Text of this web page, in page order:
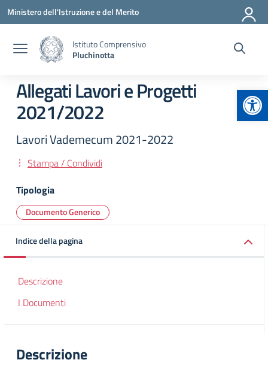
Vai ai contenuti
Vai al menu di navigazione
Vai al footer
Ministero dell'Istruzione e del Merito
Istituto Comprensivo
Pluchinotta
Allegati Lavori e Progetti
2021/2022
Lavori Vademecum 2021-2022
Stampa / Condividi
Tipologia
Documento Generico
Indice della pagina
Descrizione
I Documenti
Descrizione